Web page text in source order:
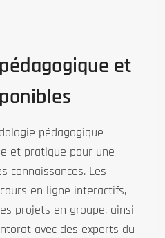
et
pédagogique
et pratique pour une
connaissances. Les
en ligne interactifs,
projets en groupe, ainsi
avec des experts du